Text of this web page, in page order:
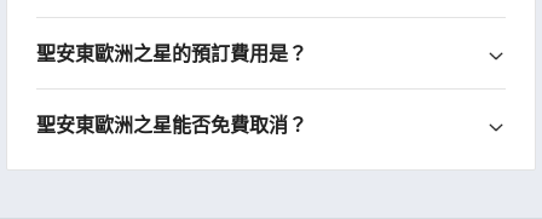
聖安東歐洲之星的預訂費用是？
聖安東歐洲之星能否免費取消？